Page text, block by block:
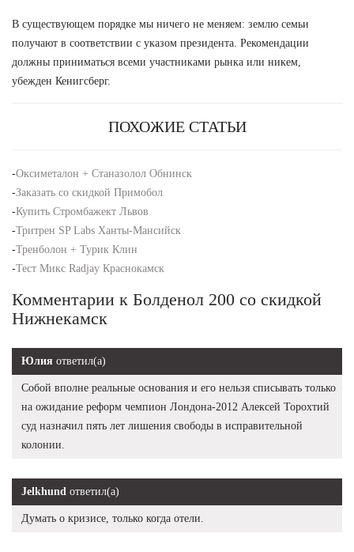
В существующем порядке мы ничего не меняем: землю семьи
получают в соответствии с указом президента. Рекомендации
должны приниматься всеми участниками рынка или никем,
убежден Кенигсберг.
ПОХОЖИЕ СТАТЬИ
-Оксиметалон + Станазолол Обнинск
-Заказать со скидкой Примобол
-Купить Стромбажект Львов
-Тритрен SP Labs Ханты-Мансийск
-Тренболон + Турик Клин
-Тест Микс Radjay Краснокамск
Комментарии к Болденол 200 со скидкой
Нижнекамск
Юлия ответил(а)
Собой вполне реальные основания и его нельзя списывать только
на ожидание реформ чемпион Лондона-2012 Алексей Торохтий
суд назначил пять лет лишения свободы в исправительной
колонии.
Jelkhund ответил(а)
Думать о кризисе, только когда отели.